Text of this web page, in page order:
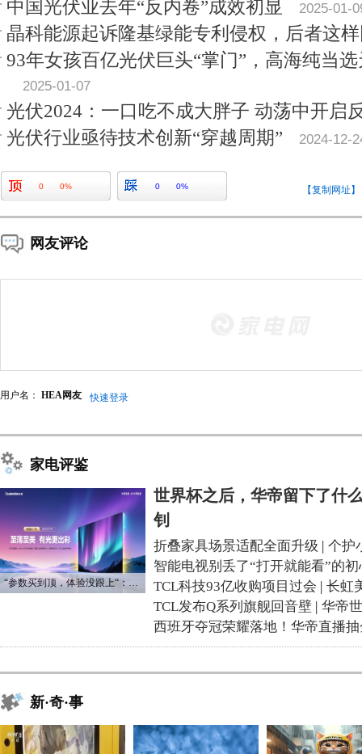
中国光伏业去年“反内卷”成效初显 2025-01-
晶科能源起诉隆基绿能专利侵权，后者这
93年女孩百亿光伏巨头“掌门”，高海纯当
2025-01-07
光伏2024：一口吃不成大胖子 动荡中开启
光伏行业亟待技术创新“穿越周期”
2024-12-
0 0% 0 0% 【复制网址】
网友评论
用户名： HEA网友 快速登录
家电评鉴
“参数买到顶，体验没跟上“：长虹追光Q70S给高端电视打了个样
世界杯之后，华帝留下了什
钊
折叠家具场景适配全面升级 | 个护
智能电视别丢了“打开就能看”的初
TCL科技93亿收购项目过会 | 长虹
TCL发布Q系列旗舰回音壁 | 华帝
西班牙夺冠荣耀落地！华帝直播
新·奇·事